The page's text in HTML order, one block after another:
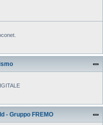
- Gruppo FREMO